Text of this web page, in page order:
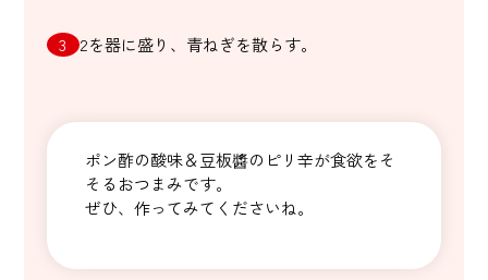
2を器に盛り、青ねぎを散らす。
ポン酢の酸味＆豆板醬のピリ辛が食欲をそ
そるおつまみです。
ぜひ、作ってみてくださいね。